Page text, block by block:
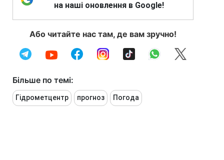
на наші оновлення в Google!
Або читайте нас там, де вам зручно!
Більше по темі:
Гідрометцентр прогноз Погода